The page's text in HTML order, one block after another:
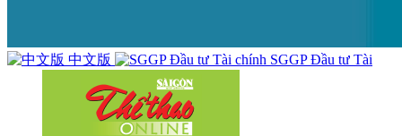
中文版 SGGP Đầu tư Tài